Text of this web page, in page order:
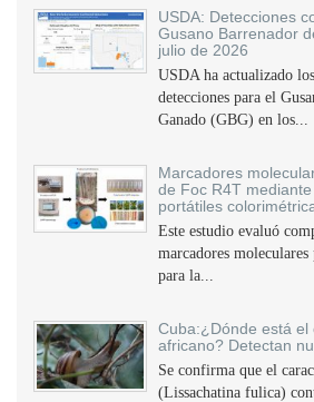
USDA: Detecciones
Gusano Barrenador
julio de 2026
USDA ha actualizado
detecciones para el
Ganado (GBG) en los...
Marcadores
de Foc R4T
portátiles
Este estudio evaluó
marcadores
para la...
Cuba:¿Dónde está el
africano? Detectan
Se confirma que el
(Lissachatina fulica)